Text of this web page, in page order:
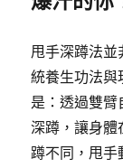
甩手深蹲法
統養生功法與
是：透過雙
深蹲，讓身體
蹲不同，甩手